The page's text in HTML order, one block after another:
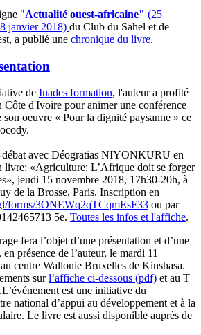
"Actualité ouest-africaine" (25
janvier 2018) du Club du Sahel et de
a publié une chronique du livre.
de Inades formation, l'auteur a profité
Côte d'Ivoire pour animer une conférence
son oeuvre « Pour la dignité paysanne » ce
débat avec Déogratias NIYONKURU en
livre: «Agriculture: L’Afrique doit se forger
jeudi 15 novembre 2018, 17h30-20h, à
de la Brosse, Paris. Inscription en
forms/3ONEWq2qTCqmEsF33 ou par
5e. Toutes les infos et l'affiche.
fera l’objet d’une présentation et d’une
présence de l’auteur, le mardi 11
centre Wallonie Bruxelles de Kinshasa.
surl’affiche ci-dessous (pdf) et au T
est une initiative du
national d’appui au développement et à la
Le livre est aussi disponible auprès de